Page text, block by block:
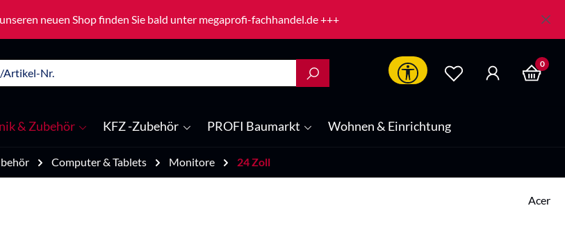
neuen Shop finden Sie bald unter megaprofi-fachhandel.de +++
Werkzeugleiste anzeigen
0
& Zubehör KFZ -Zubehör PROFI Baumarkt Wohnen & Einrichtung
Computer & Tablets Monitore 24 Zoll
Acer